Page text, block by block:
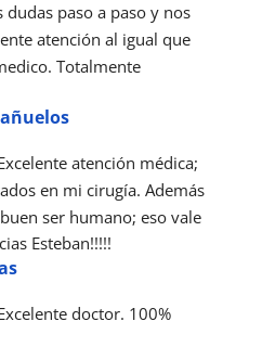
paso a paso y nos
atención al igual que
Totalmente
atención médica;
en mi cirugía. Además
ser humano; eso vale
Esteban!!!!!
doctor. 100%